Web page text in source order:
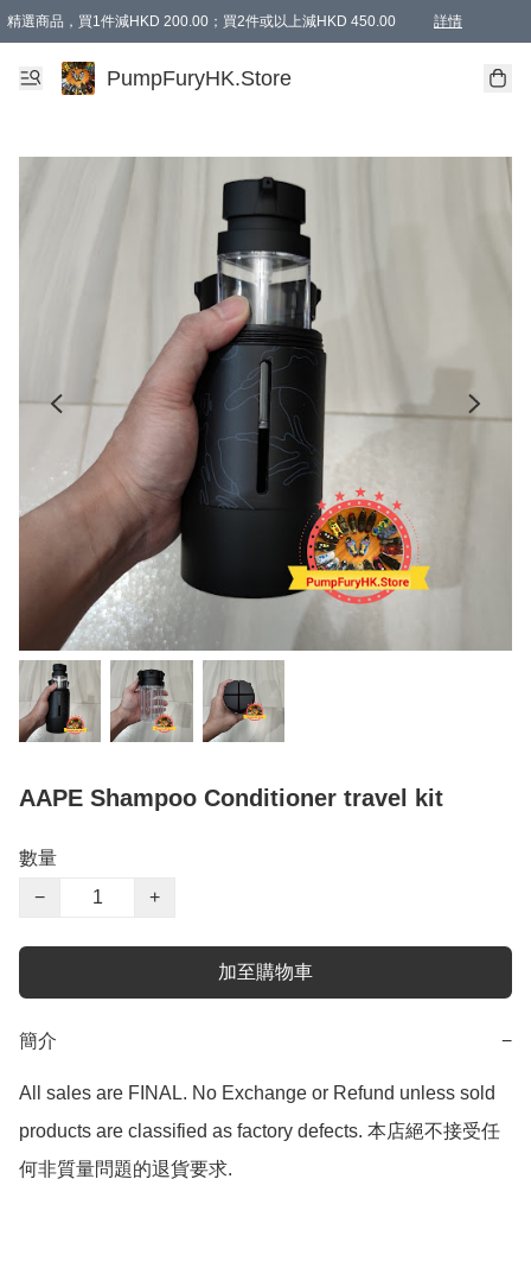
精選商品，買1件減HKD 200.00；買2件或以上減HKD 450.00 詳情
AAPE商品,會員專享9折或以上（按會員等級）AAPE products, members can
精選商品，任選買2件或以上減HKD 100.00
購物滿 HKD 800.00即享免運費優惠！（適用於 特定的送貨方式 )
PumpFuryHK.Store
AAPE Shampoo Conditioner travel kit
數量
−
+
加至購物車
簡介 −
All sales are FINAL. No Exchange or Refund unless sold
products are classified as factory defects. 本店絕不接受任
何非質量問題的退貨要求.